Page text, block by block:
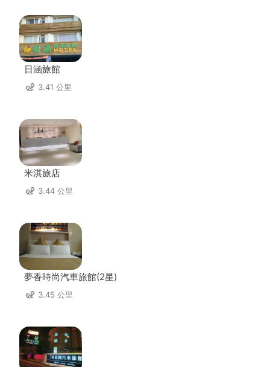
日涵旅館
3.41 公里
米淇旅店
3.44 公里
夢香時尚汽車旅館(2星)
3.45 公里